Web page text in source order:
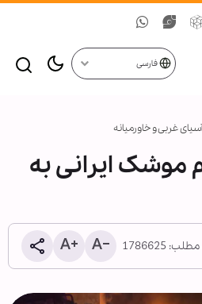
فارسی
غربی و خاورمیانه
ایرانی به
1786625